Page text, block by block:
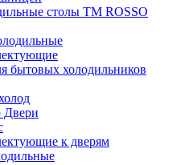
столы ТМ ROSSO
бытовых холодильников
Двери
к дверям